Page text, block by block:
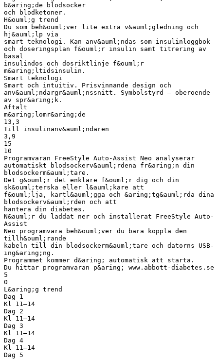
b&aring;de blodsocker
och blodketoner.
H&ouml;g trend
Du som beh&ouml;ver lite extra v&auml;gledning och
hj&auml;lp via
smart teknologi. Kan anv&auml;ndas som insulinloggbok
och doseringsplan f&ouml;r insulin samt titrering av
basal
insulindos och dosriktlinje f&ouml;r
m&aring;ltidsinsulin.
Smart teknologi
Smart och intuitiv. Prisvinnande design och
anv&auml;ndargr&auml;nssnitt. Symbolstyrd – oberoende
av spr&aring;k.
Aftalt
m&aring;lomr&aring;de
13,3
Till insulinanv&auml;ndaren
3,9
15
10
Programvaran FreeStyle Auto-Assist Neo analyserar
automatiskt blodsockerv&auml;rdena fr&aring;n din
blodsockerm&auml;tare.
Det g&ouml;r det enklare f&ouml;r dig och din
sk&ouml;terska eller l&auml;kare att
f&ouml;lja, kartl&auml;gga och &aring;tg&auml;rda dina
blodsockerv&auml;rden och att
hantera din diabetes.
N&auml;r du laddat ner och installerat FreeStyle Auto-
Assist
Neo programvara beh&ouml;ver du bara koppla den
tillh&ouml;rande
kabeln till din blodsockerm&auml;tare och datorns USB-
ing&aring;ng.
Programmet kommer d&aring; automatisk att starta.
Du hittar programvaran p&aring; www.abbott-diabetes.se
5
0
L&aring;g trend
Dag 1
Kl 11–14
Dag 2
Kl 11–14
Dag 3
Kl 11–14
Dag 4
Kl 11–14
Dag 5